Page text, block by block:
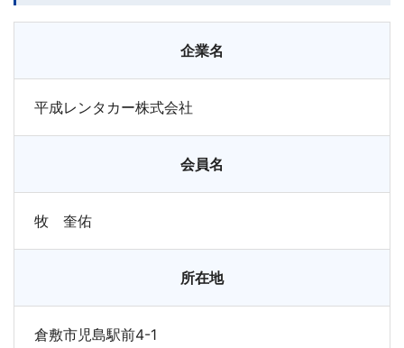
企業名
平成レンタカー株式会社
会員名
牧 奎佑
所在地
倉敷市児島駅前4-1